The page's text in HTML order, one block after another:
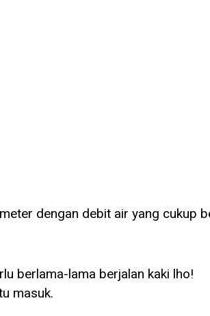
dengan debit air yang cukup
berlama-lama berjalan kaki lho!
masuk.